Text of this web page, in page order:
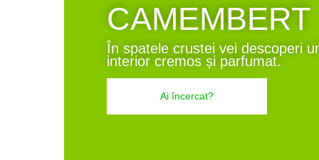
CAMEMBERT
În spatele crustei vei descoperi
interior cremos și parfumat.
Ai încercat?